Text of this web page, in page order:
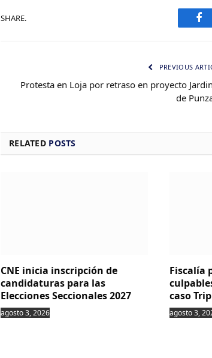
SHARE.
PREVIOUS
Protesta en Loja por retraso en proyecto
de
RELATED POSTS
CNE inicia inscripción de
candidaturas para las
Elecciones Seccionales 2027
agosto 3, 2026
Fiscalía
caso
agosto 3,